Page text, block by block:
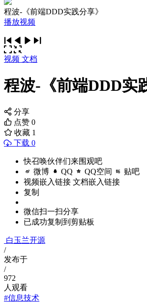
程波-《前端DDD实践分享》
播放视频
视频 文档
程波-《前端DDD实
分享
点赞 0
收藏 1
下载 0
快召唤伙伴们来围观吧
微博 QQ QQ空间 贴吧
视频嵌入链接 文档嵌入链接
复制
微信扫一扫分享
已成功复制到剪贴板
白玉兰开源
/
发布于
/
972
人观看
#信息技术